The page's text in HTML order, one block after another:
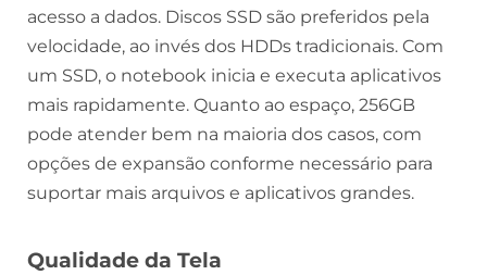
acesso a dados. Discos SSD são preferidos pela
velocidade, ao invés dos HDDs tradicionais. Com
um SSD, o notebook inicia e executa aplicativos
mais rapidamente. Quanto ao espaço, 256GB
pode atender bem na maioria dos casos, com
opções de expansão conforme necessário para
suportar mais arquivos e aplicativos grandes.
Qualidade da Tela